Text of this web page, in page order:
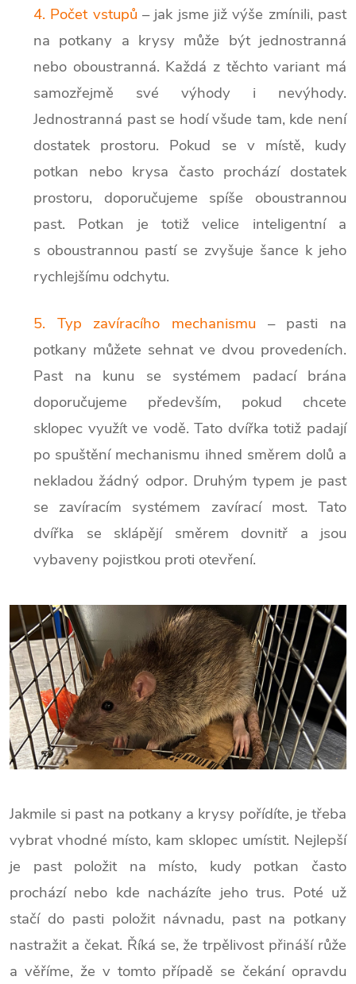
4. Počet vstupů – jak jsme již výše zmínili, past
na potkany a krysy může být jednostranná
nebo oboustranná. Každá z těchto variant má
samozřejmě své výhody i nevýhody.
Jednostranná past se hodí všude tam, kde není
dostatek prostoru. Pokud se v místě, kudy
potkan nebo krysa často prochází dostatek
prostoru, doporučujeme spíše oboustrannou
past. Potkan je totiž velice inteligentní a
s oboustrannou pastí se zvyšuje šance k jeho
rychlejšímu odchytu.
5. Typ zavíracího mechanismu – pasti na
potkany můžete sehnat ve dvou provedeních.
Past na kunu se systémem padací brána
doporučujeme především, pokud chcete
sklopec využít ve vodě. Tato dvířka totiž padají
po spuštění mechanismu ihned směrem dolů a
nekladou žádný odpor. Druhým typem je past
se zavíracím systémem zavírací most. Tato
dvířka se sklápějí směrem dovnitř a jsou
vybaveny pojistkou proti otevření.
Jakmile si past na potkany a krysy pořídíte, je třeba
vybrat vhodné místo, kam sklopec umístit. Nejlepší
je past položit na místo, kudy potkan často
prochází nebo kde nacházíte jeho trus. Poté už
stačí do pasti položit návnadu, past na potkany
nastražit a čekat. Říká se, že trpělivost přináší růže
a věříme, že v tomto případě se čekání opravdu